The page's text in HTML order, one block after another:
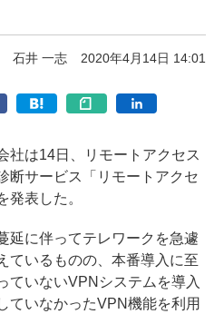
石井 一志 2020年4月14日 14:01
は14日、リモートアクセス
断サービス「リモートアクセ
発表した。
に伴ってテレワークを急遽
ているものの、本番導入に至
ていないVPNシステムを導入
ていなかったVPN機能を利用